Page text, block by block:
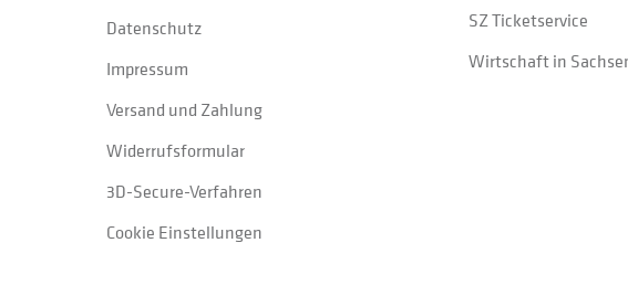
Datenschutz
Impressum
Versand und Zahlung
Widerrufsformular
3D-Secure-Verfahren
Cookie Einstellungen
SZ Ticketservice
Wirtschaft in